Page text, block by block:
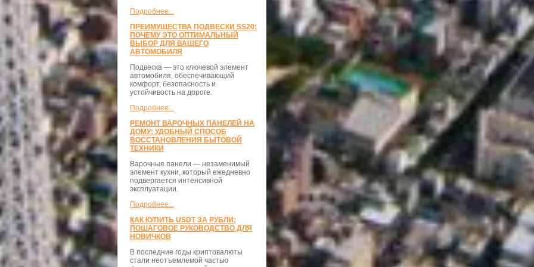
Подробнее...
ПРЕИМУЩЕСТВА ПОДВЕСКИ SS20:
ПОЧЕМУ ЭТО ОПТИМАЛЬНЫЙ
ВЫБОР ДЛЯ ВАШЕГО
АВТОМОБИЛЯ
Подвеска — это ключевой элемент
автомобиля, обеспечивающий
комфорт, безопасность и
устойчивость на дороге.
Подробнее...
РЕМОНТ ВАРОЧНЫХ ПАНЕЛЕЙ НА
ДОМУ: УДОБНЫЙ СПОСОБ
ВОССТАНОВЛЕНИЯ БЫТОВОЙ
ТЕХНИКИ
Варочные панели — незаменимый
элемент кухни, который ежедневно
подвергается интенсивной
эксплуатации.
Подробнее...
КАК КУПИТЬ USDT ЗА РУБЛИ:
ПОШАГОВОЕ РУКОВОДСТВО ДЛЯ
НОВИЧКОВ
В последние годы криптовалюты
стали неотъемлемой частью